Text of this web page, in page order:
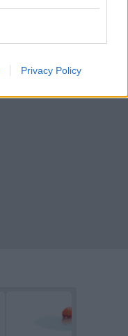
Privacy Policy